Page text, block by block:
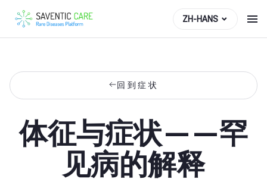
ZH-HANS
回到症状
体征与症状——罕
见病的解释